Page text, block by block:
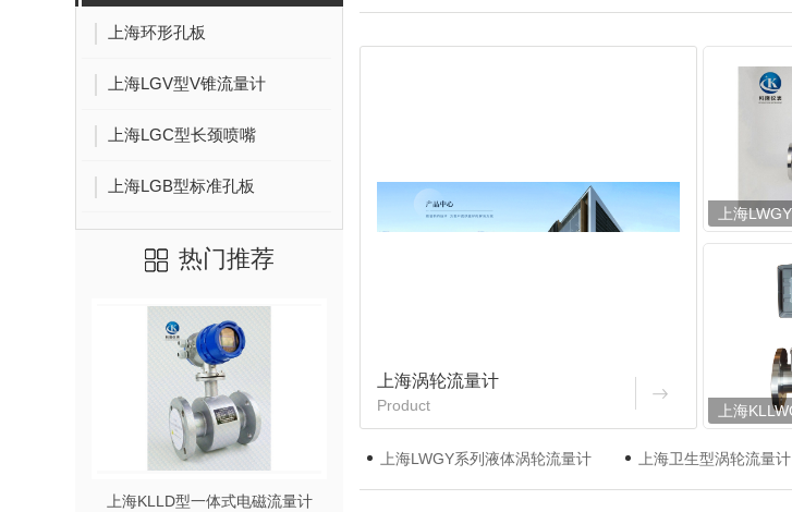
上海环形孔板
上海LGV型V锥流量计
上海LGC型长颈喷嘴
上海LGB型标准孔板
热门推荐
上海KLLD型一体式电磁流量计
上海涡轮流量计
Product
上海LWGY系列液体涡轮流量计 上海卫生型涡轮流量计